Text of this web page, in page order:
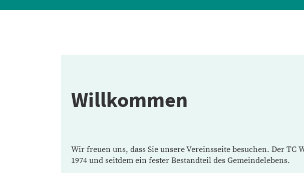
Willkommen
Wir freuen uns, dass Sie unsere Vereinsseite besuchen. Der
1974 und seitdem ein fester Bestandteil des Gemeindelebens.